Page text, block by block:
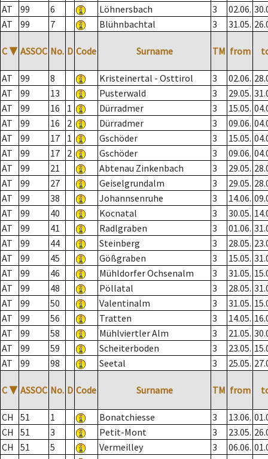
AT
99 6 Löhnersbach 3 02.06.
AT
99 7 Blühnbachtal 3 31.05.
C ▼ ASSOC No. D Code Surname TM from
AT 99 8 Kristeinertal - Osttirol 3 02.06.
AT
99 13 Pusterwald 3 29.05.
AT
99 16 1 Dürradmer 3 15.05.
AT
99 16 2 Dürradmer 3 09.06.
AT
99 17 1 Gschöder 3 15.05.
AT
99 17 2 Gschöder 3 09.06.
AT
99 21 Abtenau Zinkenbach 3 29.05.
AT
99 27 Geiselgrundalm 3 29.05.
AT
99 38 Johannsenruhe 3 14.06.
AT
99 40 Kocnatal 3 30.05.
AT
99 41 Radlgraben 3 01.06.
AT
99 44 Steinberg 3 28.05.
AT
99 45 Gößgraben 3 15.05.
AT
99 46 Mühldorfer Ochsenalm 3 31.05.
AT
99 48 Pöllatal 3 28.05.
AT
99 50 Valentinalm 3 31.05.
AT
99 56 Tratten 3 14.05.
AT
99 58 Mühlviertler Alm 3 21.05.
AT
99 59 Scheiterboden 3 23.05.
AT
99 98 Seetal 3 25.05.
C ▼ ASSOC No. D Code Surname TM from
CH 51 1 Bonatchiesse 3 13.06.
CH
51 3 Petit-Mont 3 23.05.
CH
51 5 Vermeilley 3 06.06.